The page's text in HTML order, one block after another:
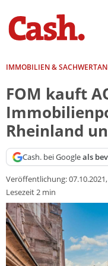
IMMOBILIEN &
FOM kauft
Rheinland
Cash. bei Googleals
Veröffentlichung:
Lesezeit 2 min